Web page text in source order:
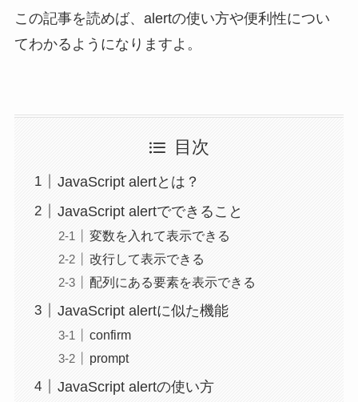
この記事を読めば、alertの使い方や便利性につい
てわかるようになりますよ。
目次
JavaScript alertとは？
JavaScript alertでできること
変数を入れて表示できる
改行して表示できる
配列にある要素を表示できる
JavaScript alertに似た機能
confirm
prompt
JavaScript alertの使い方